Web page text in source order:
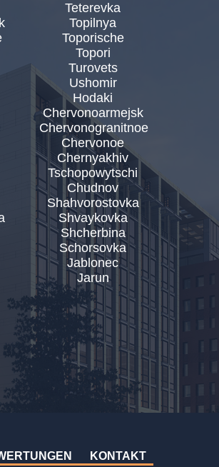
Teterevka
Topilnya
Toporische
Topori
Turovets
Ushomir
Hodaki
Chervonoarmejsk
Chervonogranitnoe
Chervonoe
Chernyakhiv
Tschopowytschi
Chudnov
Shahvorostovka
Shvaykovka
Shcherbina
Schorsovka
Jablonec
Jarun
KONTAKT